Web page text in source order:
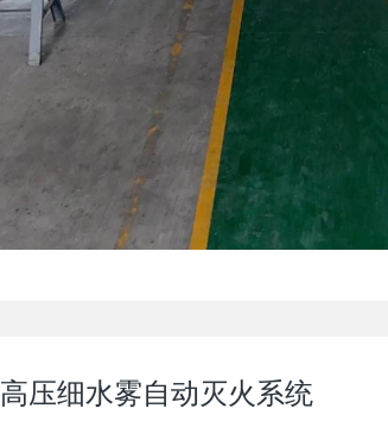
高压细水雾自动灭火系统